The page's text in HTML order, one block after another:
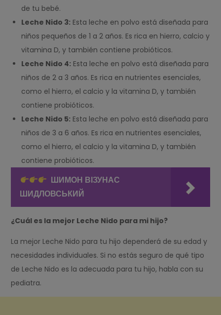
de tu bebé.
Leche Nido 3: Esta leche en polvo está diseñada para
niños pequeños de 1 a 2 años. Es rica en hierro, calcio y
vitamina D, y también contiene probióticos.
Leche Nido 4: Esta leche en polvo está diseñada para
niños de 2 a 3 años. Es rica en nutrientes esenciales,
como el hierro, el calcio y la vitamina D, y también
contiene probióticos.
Leche Nido 5: Esta leche en polvo está diseñada para
niños de 3 a 6 años. Es rica en nutrientes esenciales,
como el hierro, el calcio y la vitamina D, y también
contiene probióticos.
ШИМОН ВІЗУНАС
ШИДЛОВСЬКИЙ
¿Cuál es la mejor Leche Nido para mi hijo?
La mejor Leche Nido para tu hijo dependerá de su edad y
necesidades individuales. Si no estás seguro de qué tipo
de Leche Nido es la adecuada para tu hijo, habla con su
pediatra.